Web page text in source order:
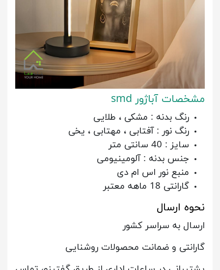
مشخصات آباژور smd
رنگ بدنه : مشکی ، طلایی
رنگ نور : آفتابی ، مهتابی ، یخی
سایز : 40 سانتی متر
جنس بدنه : آلومینیومی
منبع نور اس ام دی
گارانتی 18 ماهه معتبر
نحوه ارسال
ارسال به سراسر کشور
گارانتی و ضمانت محصولات روشنایی